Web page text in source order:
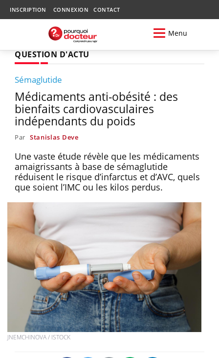
INSCRIPTION CONNEXION CONTACT
Menu
QUESTION D'ACTU
Sémaglutide
Médicaments anti-obésité : des
bienfaits cardiovasculaires
indépendants du poids
Par Stanislas Deve
Une vaste étude révèle que les médicaments
amaigrissants à base de sémaglutide
réduisent le risque d’infarctus et d’AVC, quels
que soient l’IMC ou les kilos perdus.
JNEMCHINOVA / ISTOCK